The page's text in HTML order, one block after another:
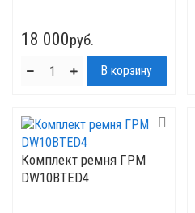
18 000руб.
Комплект ремня ГРМ
DW10BTED4